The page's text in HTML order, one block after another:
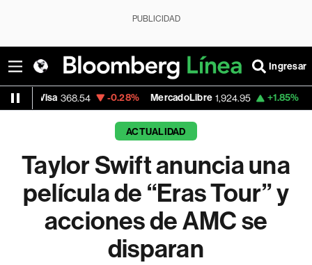
PUBLICIDAD
Ingresar
-0.28% MercadoLibre 1,924.95 +1.85% Banco de
ACTUALIDAD
Taylor Swift anuncia una
película de “Eras Tour” y
acciones de AMC se
disparan